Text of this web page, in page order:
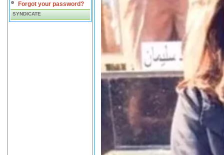
Forgot your password?
SYNDICATE